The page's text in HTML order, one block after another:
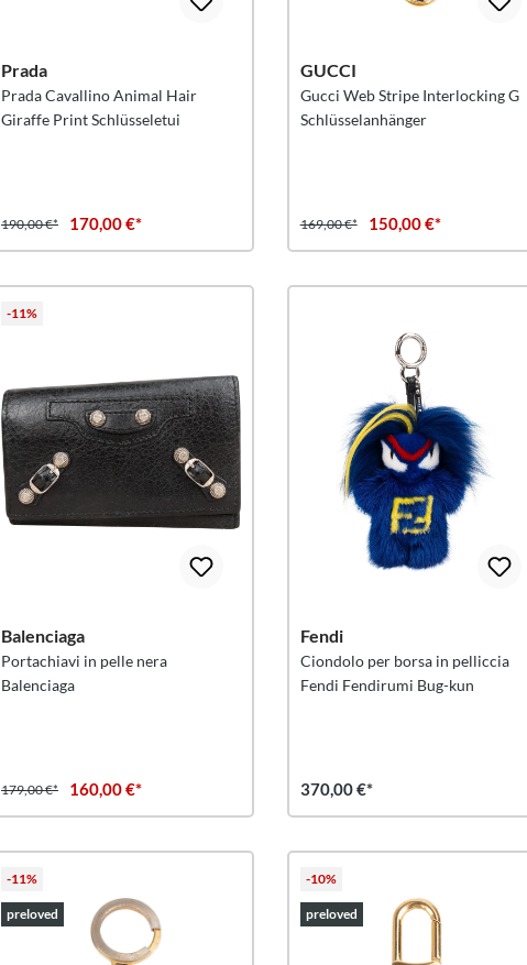
Prada
Prada Cavallino Animal Hair
Giraffe Print Schlüsseletui
190,00 €* 170,00 €*
GUCCI
Gucci Web Stripe Interlocking G
Schlüsselanhänger
169,00 €* 150,00 €*
-11%
Balenciaga
Portachiavi in pelle nera
Balenciaga
179,00 €* 160,00 €*
Fendi
Ciondolo per borsa in pelliccia
Fendi Fendirumi Bug-kun
370,00 €*
-11%
preloved
-10%
preloved